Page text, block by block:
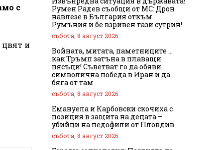
с
цвят и
Румен Радев съобщи от МС: Дрон
навлезе в България откъм
Румъния и бе взривен тази сутрин!
събота, 8 август 2026
Войната, митата, паметниците …
как Тръмп затъна в плаващи
пясъци! Съветват го да обяви
символична победа в Иран и да
бяга от там
събота, 8 август 2026
Емануела и Карбовски скочиха с
позиция в защита на децата –
убийци на педофили от Пловдив
събота, 8 август 2026